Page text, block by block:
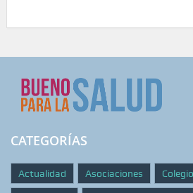
CATEGORÍAS
Actualidad Asociaciones